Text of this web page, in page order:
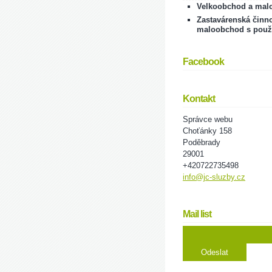
Velkoobchod a
Zastavárenská
maloobchod s
Facebook
Kontakt
Správce webu
Choťánky 158
Poděbrady
29001
+420722735498
info@jc-sluzby.cz
Mail list